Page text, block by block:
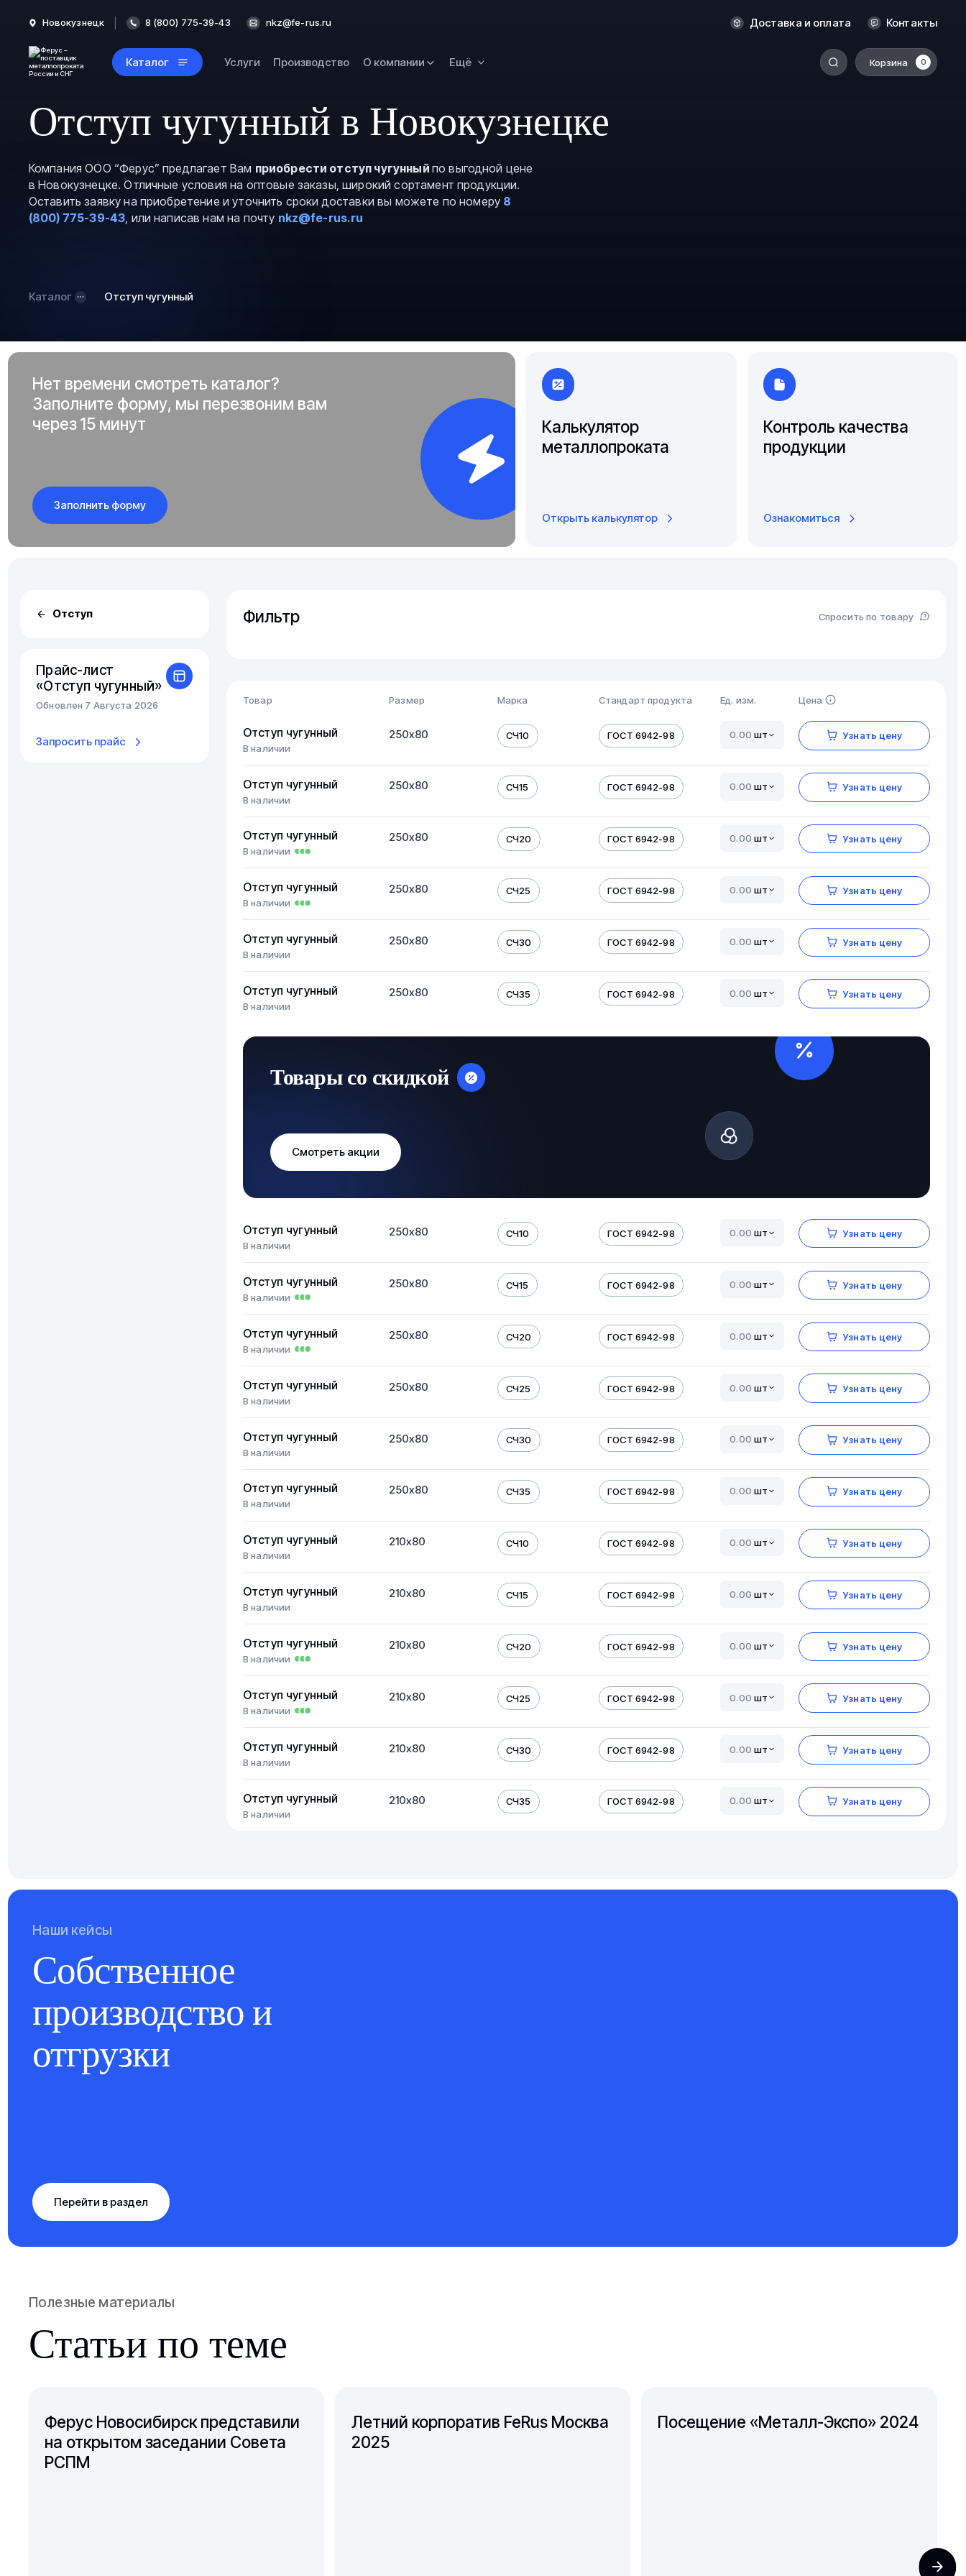
Новокузнецк 8 (800) 775-39-43 nkz@fe-rus.ru Доставка и оплата Контакты
Каталог Услуги Производство О компании Ещё Корзина 0
Оренбург
Ростов-на-Дону
Самара
Якутск
Ярославль
Отступ чугунный в Новокузнецке
Компания ООО “Ферус” предлагает Вам приобрести отступ чугунный по выгодной цене
в Новокузнецке. Отличные условия на оптовые заказы, широкий сортамент продукции.
Оставить заявку на приобретение и уточнить сроки доставки вы можете по номеру 8
(800) 775-39-43, или написав нам на почту nkz@fe-rus.ru
Каталог Отступ чугунный
Нет времени смотреть каталог?
Заполните форму, мы перезвоним вам
через 15 минут
Заполнить форму
Калькулятор
металлопроката
Открыть калькулятор
Контроль качества
продукции
Ознакомиться
Отступ
Прайс-лист
«Отступ чугунный»
Обновлен 7 Августа 2026
Запросить прайс
Фильтр Спросить по товару
Товар Размер Марка Стандарт продукта Ед. изм. Цена
Отступ чугунный
В наличии
250х80 СЧ10 ГОСТ 6942-98 шт Узнать цену
Отступ чугунный
В наличии
250х80 СЧ15 ГОСТ 6942-98 шт Узнать цену
Отступ чугунный
В наличии
250х80 СЧ20 ГОСТ 6942-98 шт Узнать цену
Отступ чугунный
В наличии
250х80 СЧ25 ГОСТ 6942-98 шт Узнать цену
Отступ чугунный
В наличии
250х80 СЧ30 ГОСТ 6942-98 шт Узнать цену
Отступ чугунный
В наличии
250х80 СЧ35 ГОСТ 6942-98 шт Узнать цену
Товары со скидкой
Смотреть акции
Отступ чугунный
В наличии
250х80 СЧ10 ГОСТ 6942-98 шт Узнать цену
Отступ чугунный
В наличии
250х80 СЧ15 ГОСТ 6942-98 шт Узнать цену
Отступ чугунный
В наличии
250х80 СЧ20 ГОСТ 6942-98 шт Узнать цену
Отступ чугунный
В наличии
250х80 СЧ25 ГОСТ 6942-98 шт Узнать цену
Отступ чугунный
В наличии
250х80 СЧ30 ГОСТ 6942-98 шт Узнать цену
Отступ чугунный
В наличии
250х80 СЧ35 ГОСТ 6942-98 шт Узнать цену
Отступ чугунный
В наличии
210х80 СЧ10 ГОСТ 6942-98 шт Узнать цену
Отступ чугунный
В наличии
210х80 СЧ15 ГОСТ 6942-98 шт Узнать цену
Отступ чугунный
В наличии
210х80 СЧ20 ГОСТ 6942-98 шт Узнать цену
Отступ чугунный
В наличии
210х80 СЧ25 ГОСТ 6942-98 шт Узнать цену
Отступ чугунный
В наличии
210х80 СЧ30 ГОСТ 6942-98 шт Узнать цену
Отступ чугунный
В наличии
210х80 СЧ35 ГОСТ 6942-98 шт Узнать цену
Наши кейсы
Собственное
производство и
отгрузки
Перейти в раздел
Полезные материалы
Статьи по теме
Ферус Новосибирск представили
на открытом заседании Совета
РСПМ
Летний корпоратив FeRus Москва
2025
Посещение «Металл-Экспо» 2024